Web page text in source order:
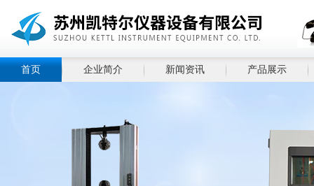
首页 企业简介 新闻资讯 产品展示